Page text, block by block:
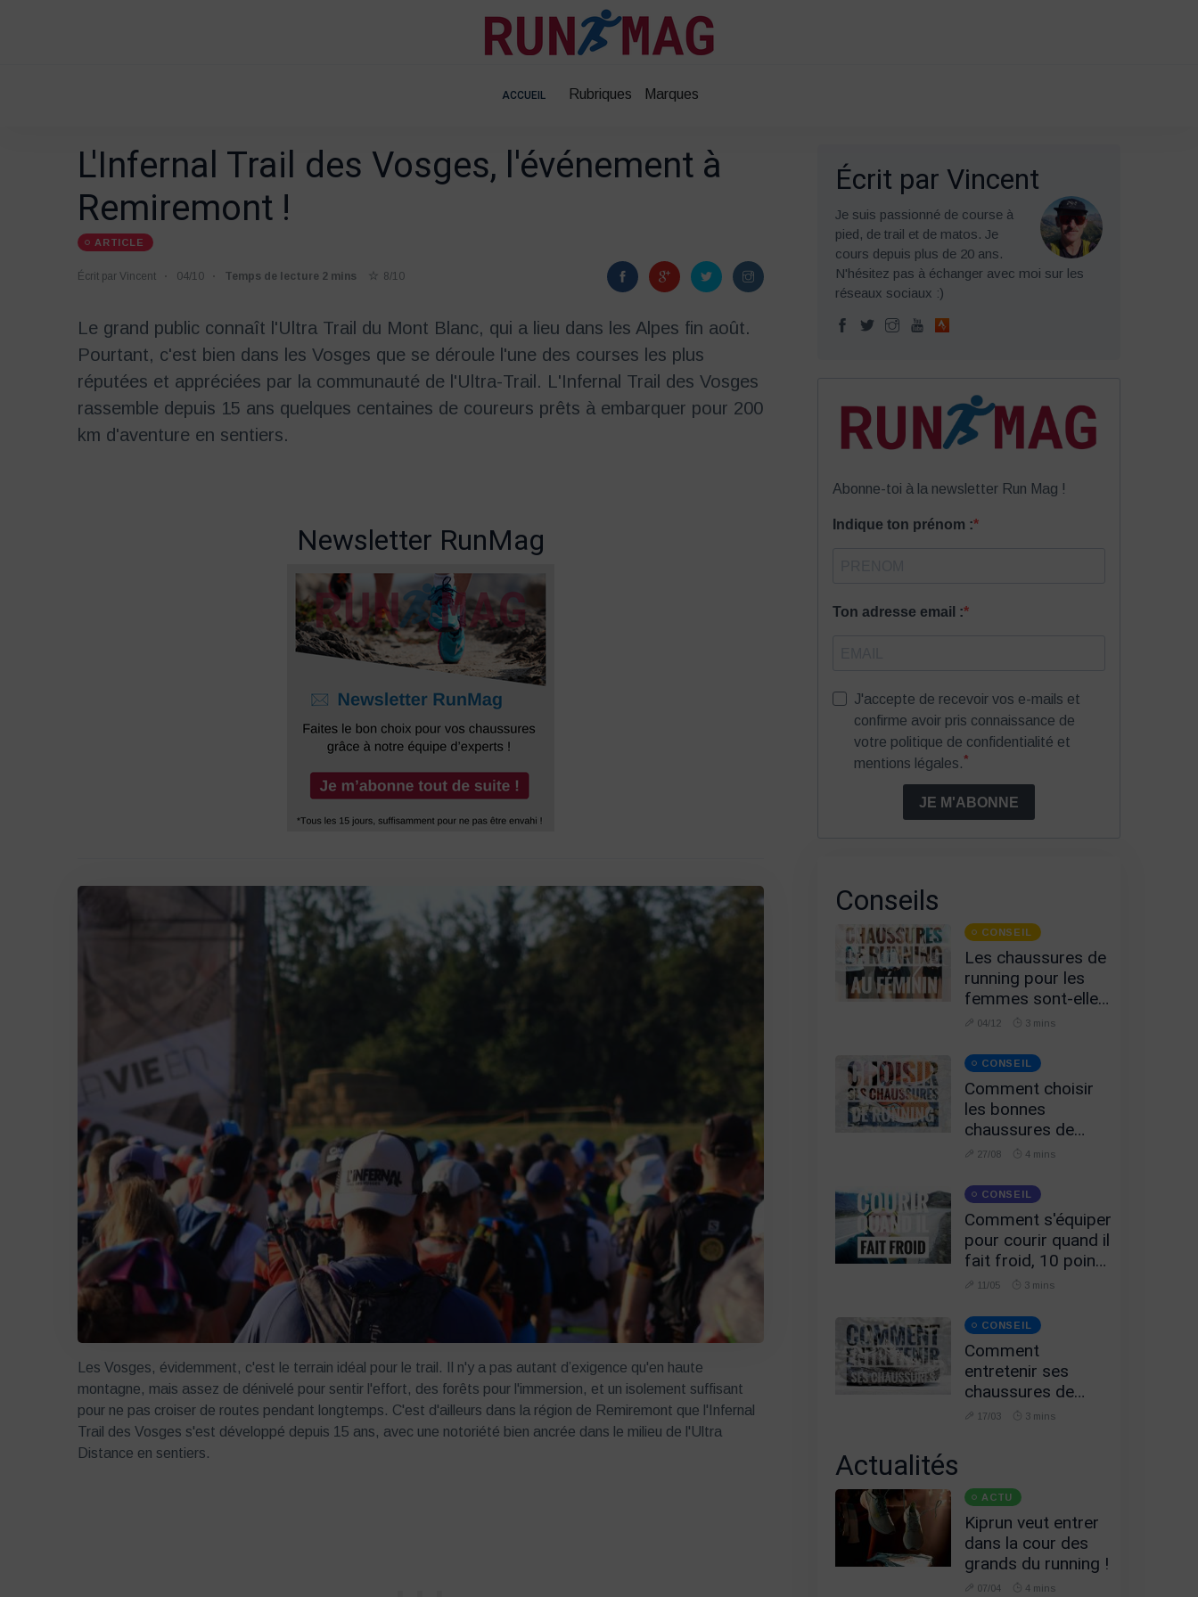
ACCUEIL Rubriques Marques
L'Infernal Trail des Vosges, l'événement à
Remiremont !
ARTICLE
Écrit par Vincent 04/10 Temps de lecture 2 mins 8/10
Le grand public connaît l'Ultra Trail du Mont Blanc, qui a lieu dans les Alpes fin août.
Pourtant, c'est bien dans les Vosges que se déroule l'une des courses les plus
réputées et appréciées par la communauté de l'Ultra-Trail. L'Infernal Trail des Vosges
rassemble depuis 15 ans quelques centaines de coureurs prêts à embarquer pour 200
km d'aventure en sentiers.
Newsletter RunMag
Les Vosges, évidemment, c'est le terrain idéal pour le trail. Il n'y a pas autant d’exigence qu'en haute
montagne, mais assez de dénivelé pour sentir l'effort, des forêts pour l'immersion, et un isolement suffisant
pour ne pas croiser de routes pendant longtemps. C'est d'ailleurs dans la région de Remiremont que l'Infernal
Trail des Vosges s'est développé depuis 15 ans, avec une notoriété bien ancrée dans le milieu de l'Ultra
Distance en sentiers.
Écrit par Vincent
Je suis passionné de course à
pied, de trail et de matos. Je
cours depuis plus de 20 ans.
N'hésitez pas à échanger avec moi sur les
réseaux sociaux :)
Abonne-toi à la newsletter Run Mag !
Indique ton prénom :
Ton adresse email :
J'accepte de recevoir vos e-mails et
confirme avoir pris connaissance de
votre politique de confidentialité et
mentions légales.*
JE M'ABONNE
Conseils
CONSEIL
Les chaussures de
running pour les
femmes sont-elles
adaptées ?
04/12 3 mins
CONSEIL
Comment choisir
les bonnes
chaussures de
running ? Plein de
27/08 4 mins
CONSEIL
Comment s'équiper
pour courir quand il
fait froid, 10 points
essentiels !
11/05 3 mins
CONSEIL
Comment
entretenir ses
chaussures de
running ou de trail?
17/03 3 mins
Actualités
ACTU
Kiprun veut entrer
dans la cour des
grands du running !
07/04 4 mins